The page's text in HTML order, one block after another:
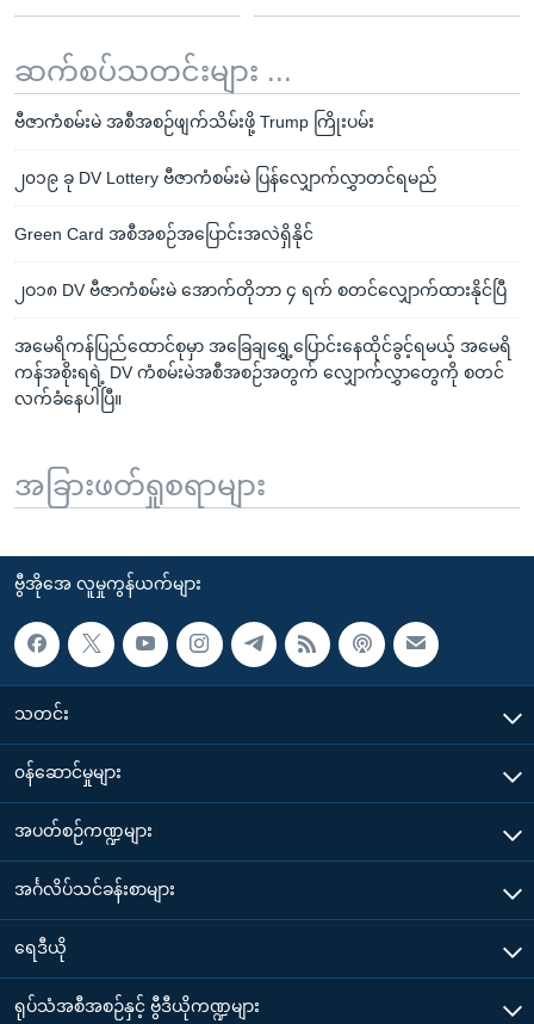
ဆက်စပ်သတင်းများ ...
ဗီဇာကံစမ်းမဲ အစီအစဉ်ဖျက်သိမ်းဖို့ Trump ကြိုးပမ်း
၂၀၁၉ ခု DV Lottery ဗီဇာကံစမ်းမဲ ပြန်လျှောက်လွှာတင်ရမည်
Green Card အစီအစဉ်အပြောင်းအလဲရှိနိုင်
၂ဝ၁၈ DV ဗီဇာကံစမ်းမဲ အောက်တိုဘာ ၄ ရက် စတင်လျှောက်ထားနိုင်ပြီ
အမေရိကန်ပြည်ထောင်စုမှာ အခြေချရွှေ့ပြောင်းနေထိုင်ခွင့်ရမယ့် အမေရိ
ကန်အစိုးရရဲ့ DV ကံစမ်းမဲအစီအစဉ်အတွက် လျှောက်လွှာတွေကို စတင်
လက်ခံနေပါပြီ။
အခြားဖတ်ရှုစရာများ
ဗွီအိုအေ လူမှုကွန်ယက်များ
သတင်း
၀န်ဆောင်မှုများ
အပတ်စဉ်ကဏ္ဍများ
အင်္ဂလိပ်သင်ခန်းစာများ
ရေဒီယို
ရုပ်သံအစီအစဉ်နှင့် ဗွီဒီယိုကဏ္ဍများ